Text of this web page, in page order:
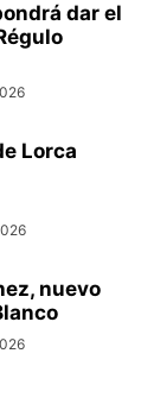
dar el
Lorca
nuevo